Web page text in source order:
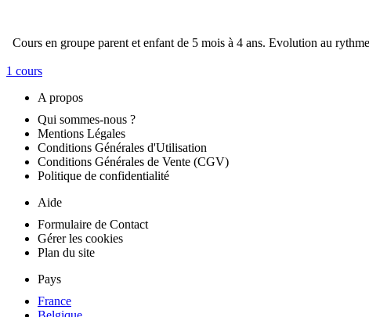
Cours en groupe parent et enfant de 5 mois à 4 ans. Evolution au
1 cours
A propos
Qui sommes-nous ?
Mentions Légales
Conditions Générales d'Utilisation
Conditions Générales de Vente (CGV)
Politique de confidentialité
Aide
Formulaire de Contact
Gérer les cookies
Plan du site
Pays
France